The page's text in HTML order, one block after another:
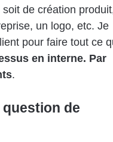
de création
un logo, etc. Je
pour faire tout ce
en interne. Par
.
de